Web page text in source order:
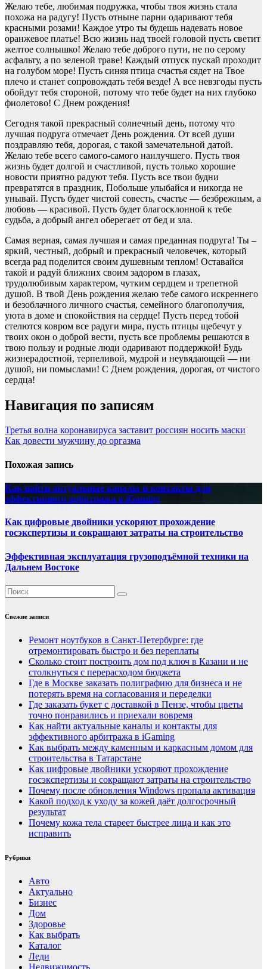
Желаю тебе, любимая подружка, чтобы твоя жизнь стала
похожа на радугу! Пусть отныне парни одаривают тебя
красными розами! Каждое утро ты будешь надевать новое
оранжевое платье! Всю жизнь над твоей головой пусть светит
желтое солнышко! Желаю тебе доброго пути, не по серому
асфальту, а по зеленой траве! Каждый отпуск пускай проходит
на голубом море! Пусть синяя птица счастья сядет на Твое
плечо и станет сопровождать тебя везде! А все невзгоды пусть
обойдут тебя стороной, потому что тебе будет на них глубоко
фиолетово! С Днем рождения!
Сегодня такой прекрасный солнечный день, потому что
лучшая подруга отмечает День рождения. От всей души
поздравляю тебя, дорогая, с такой замечательной датой.
Желаю тебе всего самого-самого наилучшего. Пусть твоя
жизнь будет долгой и счастливой, пусть только хорошие
новости приятно радуют тебя. Пусть все твои будни
превратятся в праздник, Побольше улыбайся и никогда не
унывай. Пусть будет чистой совесть, счастье — безбрежным, а
любовь — красивой. Пусть будет благосклонной к тебе
судьба, а добрый ангел оберегает от бед и зла.
Самая верная, самая лучшая и самая преданная подруга! Ты –
яркий, честный, добрый и прекрасный человечек, который
всегда рад поделится своим душевным теплом! Оставайся
такой и радуй ближних своим задором в глазах,
трудолюбивым характером, чутким сердцем и трепетной
душой. В твой День рождения желаю тебе самого искреннего
и безоблачного личного счастья, семейного благополучия,
уюта в доме и спокойствия на сердце! Пусть перед тобой
стелются ковром все радуги мира, пусть птицы щебечут у
твоих окон о доброй вести, пусть все проблемы решаются в
твою пользу и родные люди одаривают поддержкой! Будь
жизнерадостной, терпеливой, мудрой и неувядающей — ни
душой, ни помыслами! С Днем рождения, дорогая, от чистого
сердца!
Навигация по записям
Третья волна коронавируса заставит россиян носить маски
Как довести мужчину до оргазма
Похожая запись
Как найти актуальные каналы и контакты для
эффективного арбитража в iGaming
Как цифровые двойники ускоряют прохождение
госэкспертизы и сокращают затраты на строительство
Эффективная эксплуатация грузоподъёмной техники на
Дальнем Востоке
Свежие записи
Ремонт ноутбуков в Санкт-Петербурге: где
отремонтировать быстро и без переплаты
Сколько стоит построить дом под ключ в Казани и не
столкнуться с перерасходом бюджета
Где в Москве заказать полиграфию для бизнеса и не
потерять время на согласования и переделки
Где заказать букет с доставкой в Пензе, чтобы цветы
точно понравились и приехали вовремя
Как найти актуальные каналы и контакты для
эффективного арбитража в iGaming
Как выбрать между каменным и каркасным домом для
строительства в Татарстане
Как цифровые двойники ускоряют прохождение
госэкспертизы и сокращают затраты на строительство
Почему после обновления Windows пропала активация
Какой подход к уходу за кожей даёт долгосрочный
результат
Почему кожа тела стареет быстрее лица и как это
исправить
Рубрики
Авто
Актуально
Бизнес
Дом
Здоровье
Как выбрать
Каталог
Леди
Недвижимость